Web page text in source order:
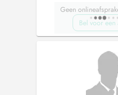
Geen
Bel voor een